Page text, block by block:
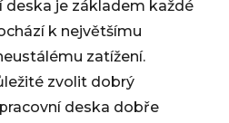
deska je základem každé
k největšímu
zatížení.
zvolit dobrý
deska dobře